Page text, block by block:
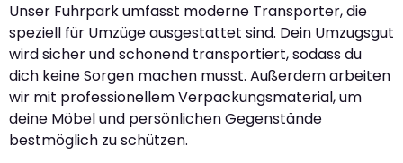
Unser Fuhrpark umfasst moderne Transporter, die
speziell für Umzüge ausgestattet sind. Dein Umzugsgut
wird sicher und schonend transportiert, sodass du
dich keine Sorgen machen musst. Außerdem arbeiten
wir mit professionellem Verpackungsmaterial, um
deine Möbel und persönlichen Gegenstände
bestmöglich zu schützen.